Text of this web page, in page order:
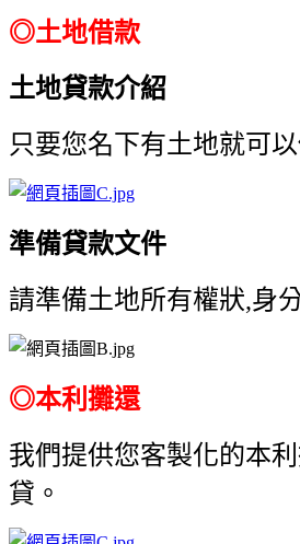
◎土地借款
土地貸款介紹
只要您名下有土地就可
準備貸款文件
請準備土地所有權狀,身
◎本利攤還
我們提供您客製化的本
貸。